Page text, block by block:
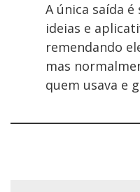
A única saída
ideias e
remendando
mas
quem usava e